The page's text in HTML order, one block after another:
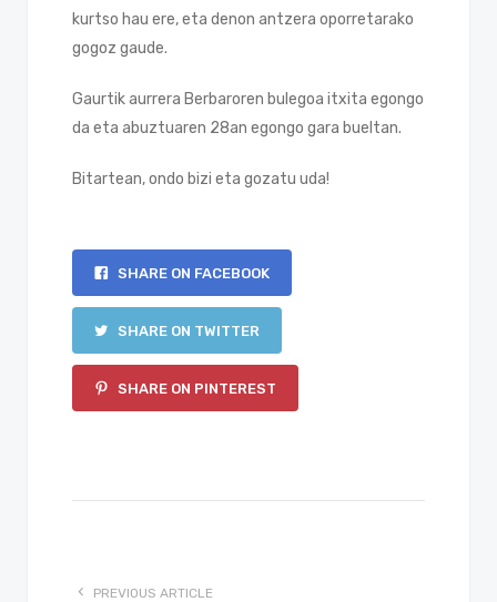
kurtso hau ere, eta denon antzera oporretarako
gogoz gaude.
Gaurtik aurrera Berbaroren bulegoa itxita egongo
da eta abuztuaren 28an egongo gara bueltan.
Bitartean, ondo bizi eta gozatu uda!
SHARE ON FACEBOOK
SHARE ON TWITTER
SHARE ON PINTEREST
PREVIOUS ARTICLE